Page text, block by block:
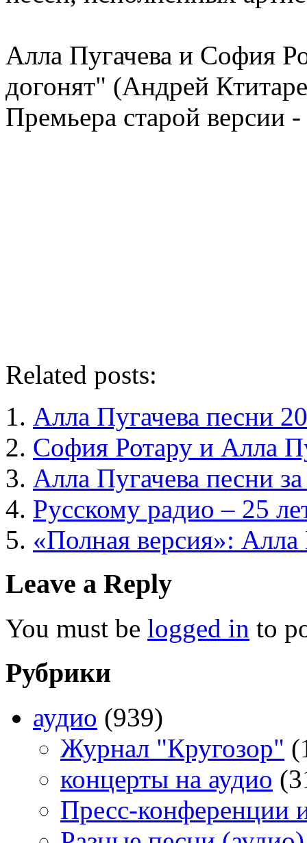
Алла Пугачева и София
догонят" (Андрей
Премьера старой версии
Related posts:
Алла Пугачева песни
София Ротару и Алла
Алла Пугачева песни
Русскому радио – 25
«Полная версия»: Алла
Leave a Reply
You must be logged in to
Рубрики
аудио (939)
Журнал "Кругозор"
концерты на аудио
Пресс-конференции